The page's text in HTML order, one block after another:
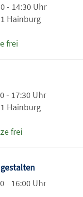
- 14:30 Uhr
Hainburg
frei
- 17:30 Uhr
Hainburg
frei
- 16:00 Uhr